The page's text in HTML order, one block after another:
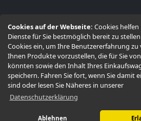
Cookies auf der Webseite:Cookies
Dienste für Sie bestmöglich bereit zu
Cookies ein, um Ihre Benutzererfahrung zu
Ihnen Produkte vorzustellen, die für Sie
könnten sowie den Inhalt Ihres
speichern. Fahren Sie fort, wenn Sie damit
sind oder lesen Sie Näheres in unserer
Datenschutzerklärung
Ablehnen
© 2026 -MTE motorradtechnik-